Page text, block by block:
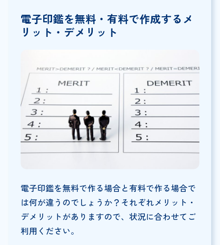
電子印鑑を無料・有料で作成するメ
リット・デメリット
電子印鑑を無料で作る場合と有料で作る場合で
は何が違うのでしょうか？それぞれメリット・
デメリットがありますので、状況に合わせてご
利用ください。